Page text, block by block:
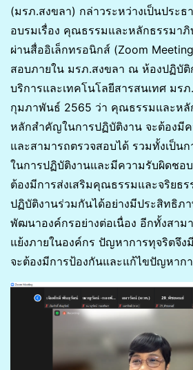
(มรภ.สงขลา) กล่าวระหว่างเป็นประธ
อบรมเรื่อง คุณธรรมและหลักธรรมา
ผ่านสื่ออิเล็กทรอนิกส์ (Zoom
สอบภายใน มรภ.สงขลา ณ ห้องปฏิบัติ
บริการและเทคโนโลยีสารสนเทศ มร
กุมภาพันธ์ 2565 ว่า คุณธรรมและหลั
หลักสำคัญในการปฏิบัติงาน จะต้องมีค
และสามารถตรวจสอบได้ รวมทั้งเป็น
ในการปฏิบัติงานและมีความรับผิดชอ
ต้องมีการส่งเสริมคุณธรรมและจริยธร
ปฏิบัติงานร่วมกันได้อย่างมีประสิทธิภ
พัฒนาองค์กรอย่างต่อเนื่อง อีกทั้งสา
แย้งภายในองค์กร ปัญหาการทุจริตจึง
จะต้องมีการป้องกันและแก้ไขปัญหาก